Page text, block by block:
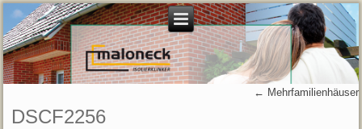
← Mehrfamilienhäuser
DSCF2256